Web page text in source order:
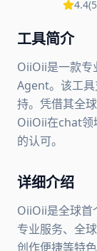
4.4(
工具简介
OiiOii是一款专
Agent。该工
持。凭借其全
OiiOii在chat领
的认可。
详细介绍
OiiOii是全球首
专业服务、全
创作便捷等特